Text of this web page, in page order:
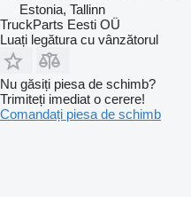
Estonia, Tallinn
TruckParts Eesti OÜ
Luați legătura cu vânzătorul
Nu găsiți piesa de schimb?
Trimiteți imediat o cerere!
Comandați piesa de schimb